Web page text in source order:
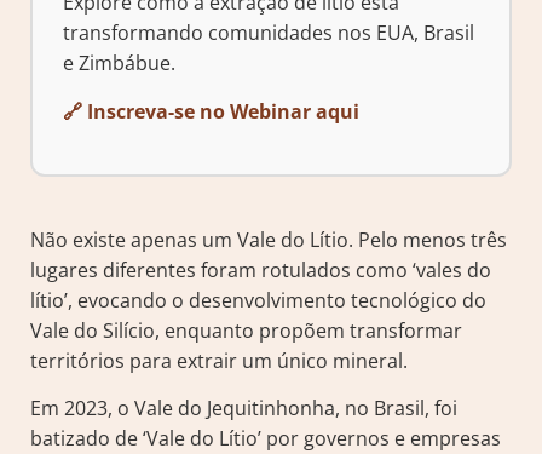
transformando comunidades nos EUA, Brasil
e Zimbábue.
🔗 Inscreva-se no Webinar aqui
Não existe apenas um Vale do Lítio. Pelo menos três
lugares diferentes foram rotulados como ‘vales do
lítio’, evocando o desenvolvimento tecnológico do
Vale do Silício, enquanto propõem transformar
territórios para extrair um único mineral.
Em 2023, o Vale do Jequitinhonha, no Brasil, foi
batizado de ‘Vale do Lítio’ por governos e empresas